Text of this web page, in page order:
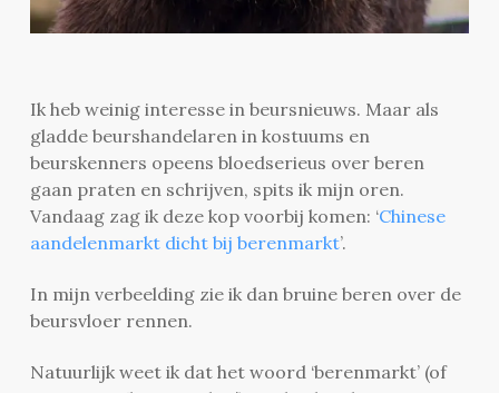
Ik heb weinig interesse in beursnieuws. Maar als
gladde beurshandelaren in kostuums en
beurskenners opeens bloedserieus over beren
gaan praten en schrijven, spits ik mijn oren.
Vandaag zag ik deze kop voorbij komen: ‘Chinese
aandelenmarkt dicht bij berenmarkt’.
In mijn verbeelding zie ik dan bruine beren over de
beursvloer rennen.
Natuurlijk weet ik dat het woord ‘berenmarkt’ (of